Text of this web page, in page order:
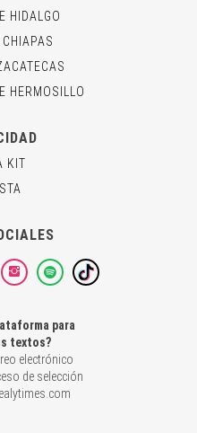
HIDALGO
HERMOSILLO
KIT
para
textos?
electrónico
de selección